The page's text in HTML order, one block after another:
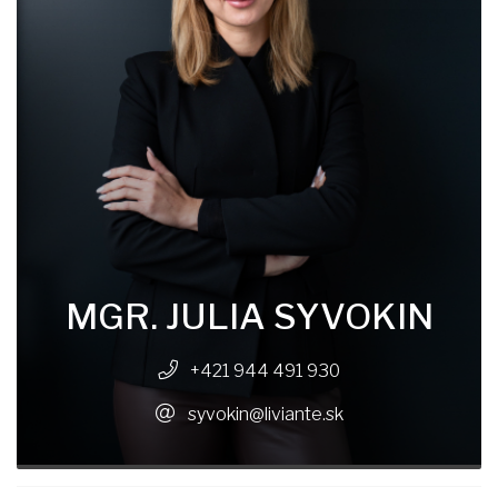
MGR. JULIA SYVOKIN
+421 944 491 930
syvokin@liviante.sk